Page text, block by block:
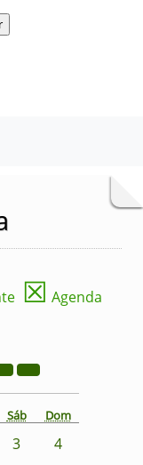
☒ Agenda
Sáb Dom
3
4